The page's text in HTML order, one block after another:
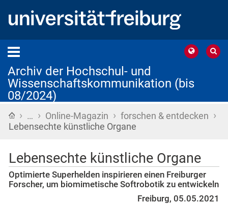
Archiv der Hochschul- und
Wissenschaftskommunikation (bis
08/2024)
Startseite
› … › Online-Magazin › forschen & entdecken ›
Lebensechte künstliche Organe
Lebensechte künstliche Organe
Optimierte Superhelden inspirieren einen Freiburger
Forscher, um biomimetische Softrobotik zu entwickeln
Freiburg, 05.05.2021